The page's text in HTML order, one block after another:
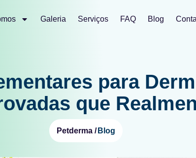
Galeria Serviços FAQ Blog
para
que
Petderma / Blog